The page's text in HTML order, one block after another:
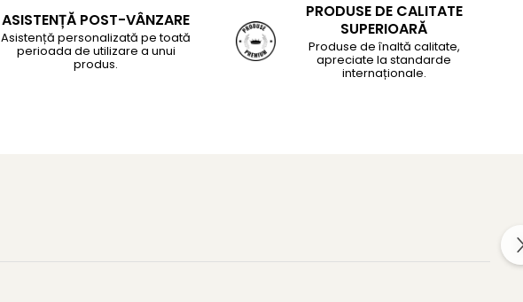
ASISTENȚĂ POST-VÂNZARE
Asistență personalizată pe toată
perioada de utilizare a unui
produs.
PRODUSE DE CALITATE
SUPERIOARĂ
Produse de înaltă calitate,
apreciate la standarde
internaționale.